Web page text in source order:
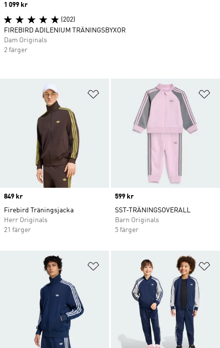
Lägg till på önskelistan
Price
849 kr
Firebird Träningsjacka
Herr Originals
21 färger
Price
599 kr
SST-TRÄNINGSOVERALL
Barn Originals
5 färger
Lägg till på önskelistan
Price
1 099 kr
(202)
FIREBIRD ADILENIUM TRÄNINGSBYXOR
Dam Originals
2 färger